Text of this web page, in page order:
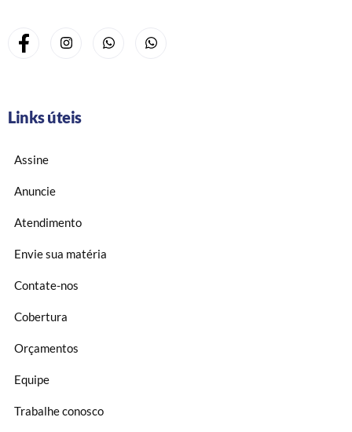
Links úteis
Assine
Anuncie
Atendimento
Envie sua matéria
Contate-nos
Cobertura
Orçamentos
Equipe
Trabalhe conosco